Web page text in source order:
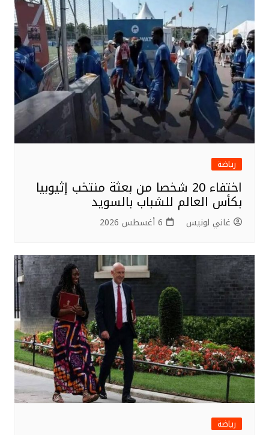
رياضة
اختفاء 20 شخصا من بعثة منتخب إثيوبيا
بكأس العالم للشباب بالسويد
غاني لونيس 6 أغسطس 2026
رياضة